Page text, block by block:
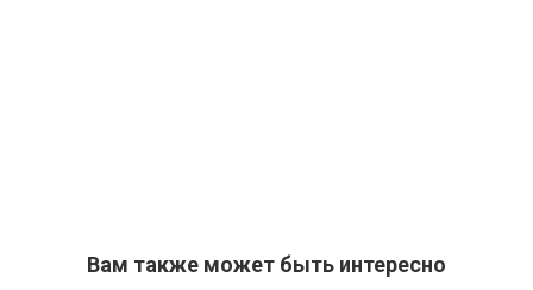
Вам также может быть интересно